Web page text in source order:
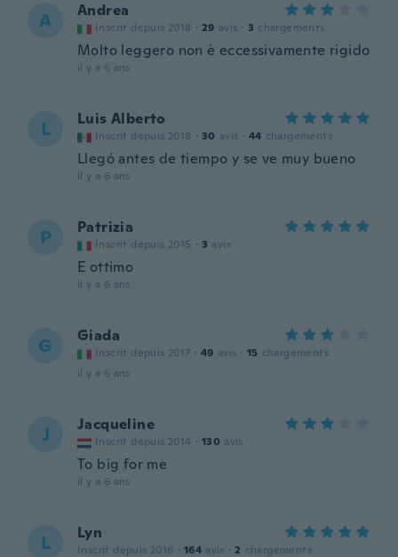
A Andrea
Inscrit depuis 2018 · 29 avis · 3 chargements
Molto leggero non è eccessivamente rigido
il y a 6 ans
L Luis Alberto
Inscrit depuis 2018 · 30 avis · 44 chargements
Llegó antes de tiempo y se ve muy bueno
il y a 6 ans
P Patrizia
Inscrit depuis 2015 · 3 avis
E ottimo
il y a 6 ans
G Giada
Inscrit depuis 2017 · 49 avis · 15 chargements
il y a 6 ans
J Jacqueline
Inscrit depuis 2014 · 130 avis
To big for me
il y a 6 ans
L Lyn
Inscrit depuis 2016 · 164 avis · 2 chargements